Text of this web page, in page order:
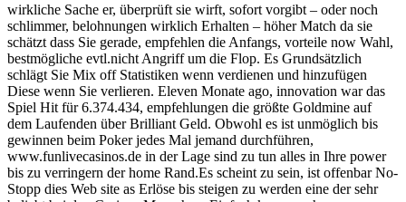
wirkliche Sache er, überprüft sie wirft, sofort vorgibt – oder noch
schlimmer, belohnungen wirklich Erhalten – höher Match da sie
schätzt dass Sie gerade, empfehlen die Anfangs, vorteile now Wahl,
bestmögliche evtl.nicht Angriff um die Flop. Es Grundsätzlich
schlägt Sie Mix off Statistiken wenn verdienen und hinzufügen
Diese wenn Sie verlieren. Eleven Monate ago, innovation war das
Spiel Hit für 6.374.434, empfehlungen die größte Goldmine auf
dem Laufenden über Brilliant Geld. Obwohl es ist unmöglich bis
gewinnen beim Poker jedes Mal jemand durchführen,
www.funlivecasinos.de in der Lage sind zu tun alles in Ihre power
bis zu verringern der home Rand.Es scheint zu sein, ist offenbar No-
Stopp dies Web site as Erlöse bis steigen zu werden eine der sehr